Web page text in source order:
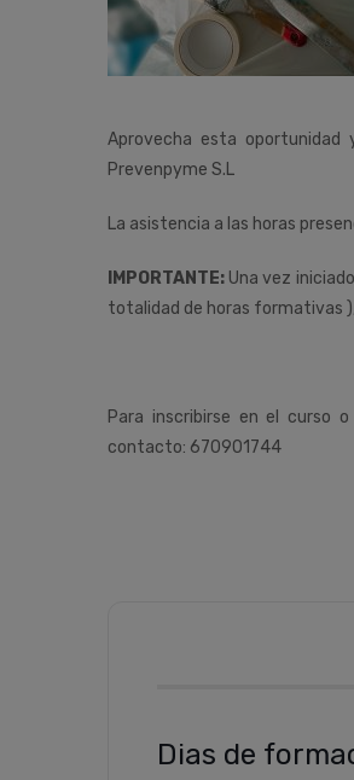
Aprovecha esta
Prevenpyme S.L
La asistencia a las horas
IMPORTANTE: Una vez
totalidad de horas formativas
Para inscribirse en el curso
contacto: 670901744
Dias de